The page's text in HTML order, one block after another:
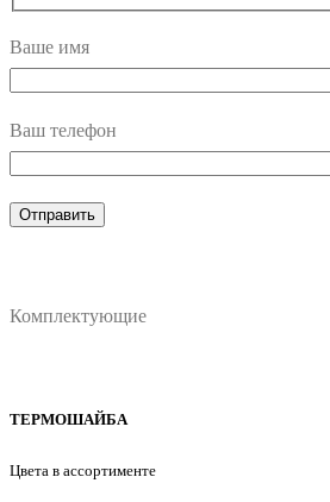
Ваше имя
Ваш телефон
Комплектующие
ТЕРМОШАЙБА
Цвета в ассортименте